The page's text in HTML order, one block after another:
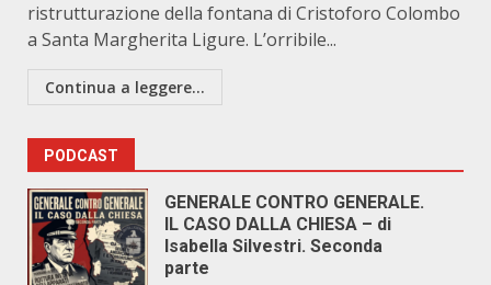
ristrutturazione della fontana di Cristoforo Colombo
a Santa Margherita Ligure. L’orribile...
Continua a leggere...
PODCAST
GENERALE CONTRO GENERALE.
IL CASO DALLA CHIESA – di
Isabella Silvestri. Seconda
parte